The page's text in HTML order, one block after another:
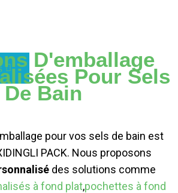
D'emballage
Pour Sels
De Bain
pour vos sels de bain est
PACK. Nous proposons
des solutions comme
à fond plat,pochettes à fond